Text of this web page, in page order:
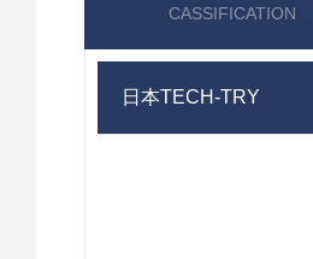
CASSIFICATION
日本TECH-TRY